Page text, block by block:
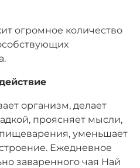
огромное количество
организм, делает
проясняет мысли,
уменьшает
Ежедневное
заваренного чая Най